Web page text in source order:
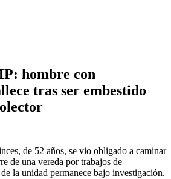
hombre con
tras ser embestido
de 52 años, se vio obligado a caminar
de una vereda por trabajos de
la unidad permanece bajo investigación.